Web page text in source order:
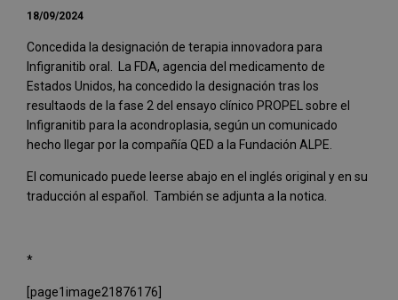
18/09/2024
Concedida la designación de terapia innovadora para
Infigranitib oral. La FDA, agencia del medicamento de
Estados Unidos, ha concedido la designación tras los
resultaods de la fase 2 del ensayo clínico PROPEL sobre el
Infigranitib para la acondroplasia, según un comunicado
hecho llegar por la compañía QED a la Fundación ALPE.
El comunicado puede leerse abajo en el inglés original y en su
traducción al español. También se adjunta a la notica.
*
[page1image21876176]